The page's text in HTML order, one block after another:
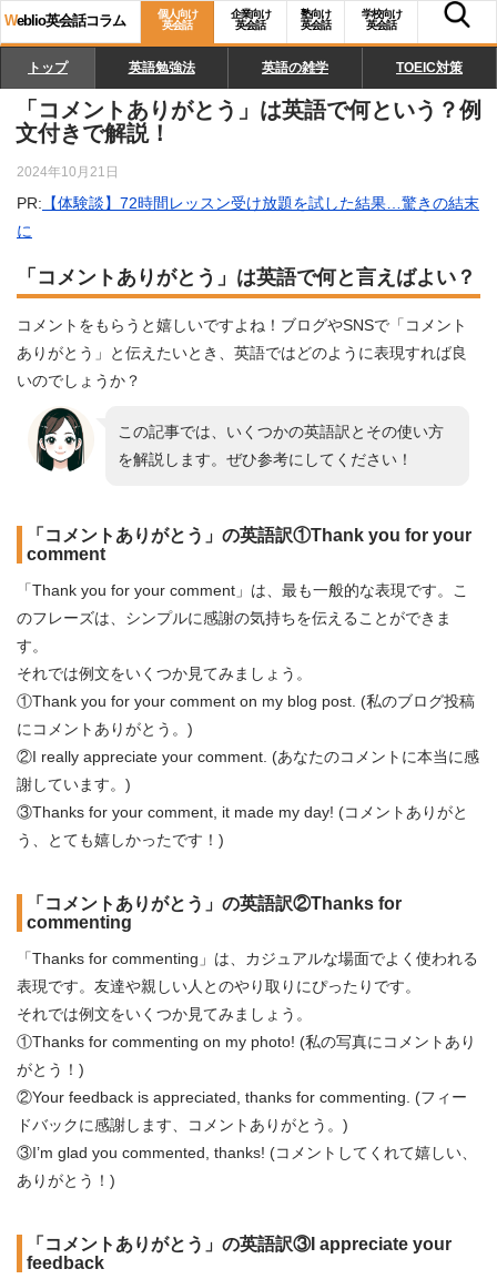
Weblio英会話コラム
個人向け
英会話
企業向け
英会話
塾向け
英会話
学校向け
英会話
トップ 英語勉強法 英語の雑学 TOEIC対策
「コメントありがとう」は英語で何という？例
文付きで解説！
2024年10月21日
PR: 【体験談】72時間レッスン受け放題を試した結果…驚きの結末
に
「コメントありがとう」は英語で何と言えばよい？
コメントをもらうと嬉しいですよね！ブログやSNSで「コメント
ありがとう」と伝えたいとき、英語ではどのように表現すれば良
いのでしょうか？
この記事では、いくつかの英語訳とその使い方
を解説します。ぜひ参考にしてください！
「コメントありがとう」の英語訳①Thank you for your
comment
「Thank you for your comment」は、最も一般的な表現です。こ
のフレーズは、シンプルに感謝の気持ちを伝えることができま
す。
それでは例文をいくつか見てみましょう。
①Thank you for your comment on my blog post. (私のブログ投稿
にコメントありがとう。)
②I really appreciate your comment. (あなたのコメントに本当に感
謝しています。)
③Thanks for your comment, it made my day! (コメントありがと
う、とても嬉しかったです！)
「コメントありがとう」の英語訳②Thanks for
commenting
「Thanks for commenting」は、カジュアルな場面でよく使われる
表現です。友達や親しい人とのやり取りにぴったりです。
それでは例文をいくつか見てみましょう。
①Thanks for commenting on my photo! (私の写真にコメントあり
がとう！)
②Your feedback is appreciated, thanks for commenting. (フィー
ドバックに感謝します、コメントありがとう。)
③I’m glad you commented, thanks! (コメントしてくれて嬉しい、
ありがとう！)
「コメントありがとう」の英語訳③I appreciate your
feedback